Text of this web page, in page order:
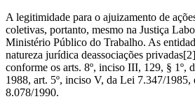
A legitimidade para o ajuizamento de
coletivas, portanto, mesmo na Justiça
Ministério Público do Trabalho. As
natureza jurídica deassociações
conforme os arts. 8º, inciso III, 129, § 1º,
1988, art. 5º, inciso V, da Lei 7.347/
8.078/1990.